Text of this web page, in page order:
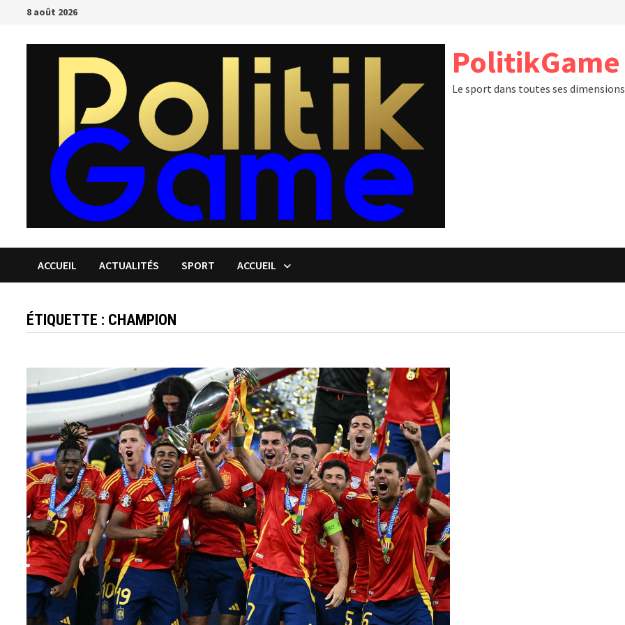
Passer
contenu
8 août 2026
PolitikGame
Le sport dans toutes ses dimensions
ACCUEIL ACTUALITÉS SPORT ACCUEIL
ÉTIQUETTE : CHAMPION